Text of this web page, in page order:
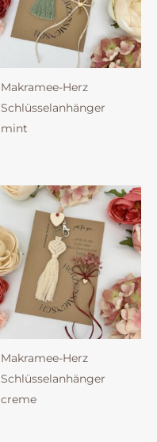
Makramee-Herz
Schlüsselanhänger
mint
Makramee-Herz
Schlüsselanhänger
creme